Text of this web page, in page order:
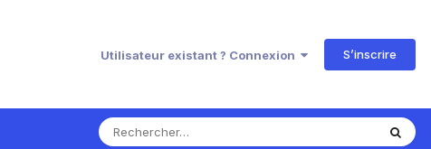
Utilisateur existant ? Connexion S’inscrire